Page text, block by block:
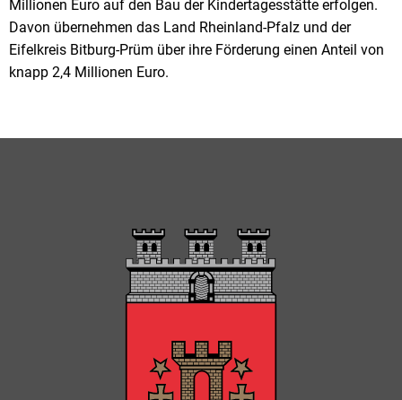
Millionen Euro auf den Bau der Kindertagesstätte erfolgen.
Davon übernehmen das Land Rheinland-Pfalz und der
Eifelkreis Bitburg-Prüm über ihre Förderung einen Anteil von
knapp 2,4 Millionen Euro.